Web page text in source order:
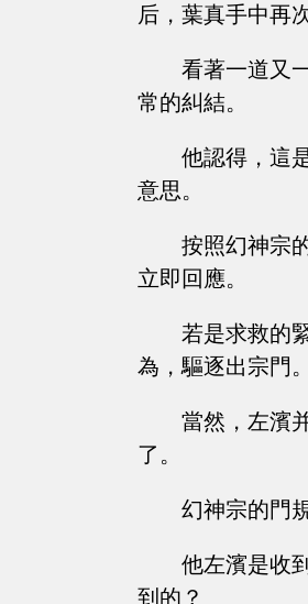
后，葉真手中再
看著一道又
常的糾結。
他認得，這
意思。
按照幻神宗
立即回應。
若是求救的
為，驅逐出宗門。
當然，左濱
了。
幻神宗的門
他左濱是收
到的？